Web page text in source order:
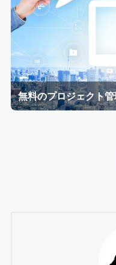
無料のプロジェクト